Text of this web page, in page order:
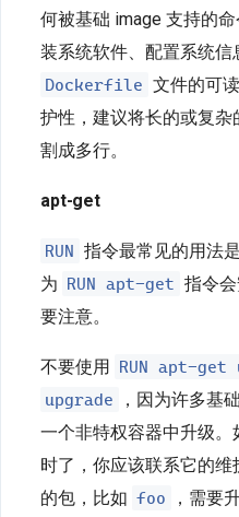
何被基础 image 支持的
装系统软件、配置系统信
Dockerfile 文件的可
护性，建议将长的或复杂
割成多行。
apt-get
RUN 指令最常见的用法
为 RUN apt-get 指令
要注意。
不要使用 RUN apt-get
upgrade
，因为许多基
一个非特权容器中升级
时了，你应该联系它的
的包，比如 foo ，需要